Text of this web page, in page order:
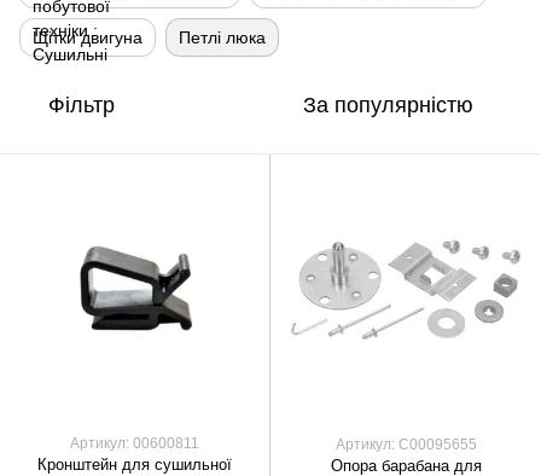
Щітки двигуна Петлі люка
Фільтр За популярністю
Артикул: 00600811
Кронштейн для сушильної
Артикул: C00095655
Опора барабана для